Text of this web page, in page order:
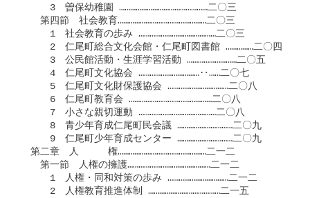
3　曽保幼稚園 …………………………………………二〇三
第四節　社会教育…………………………………………二〇三
1　社会教育の歩み ……………………………………二〇三
2　仁尾町総合文化会館・仁尾町図書館 ……………二〇四
3　公民館活動・生涯学習活動 ………………………二〇五
4　仁尾町文化協会 ……………………………‥……二〇七
5　仁尾町文化財保護協会 ……………………………二〇八
6　仁尾町教育会 ………………………………………二〇八
7　小さな親切運動 ……………………………………二〇八
8　青少年育成仁尾町民会議 …………………………二〇九
9　仁尾町少年育成センター …………………………二〇九
第二章　人　　　権…………………………………………二一二
第一節　人権の擁護………………………………………二一二
1　人権・同和対策の歩み ……………………………二一二
2　人権教育推進体制 …………………………………二一五